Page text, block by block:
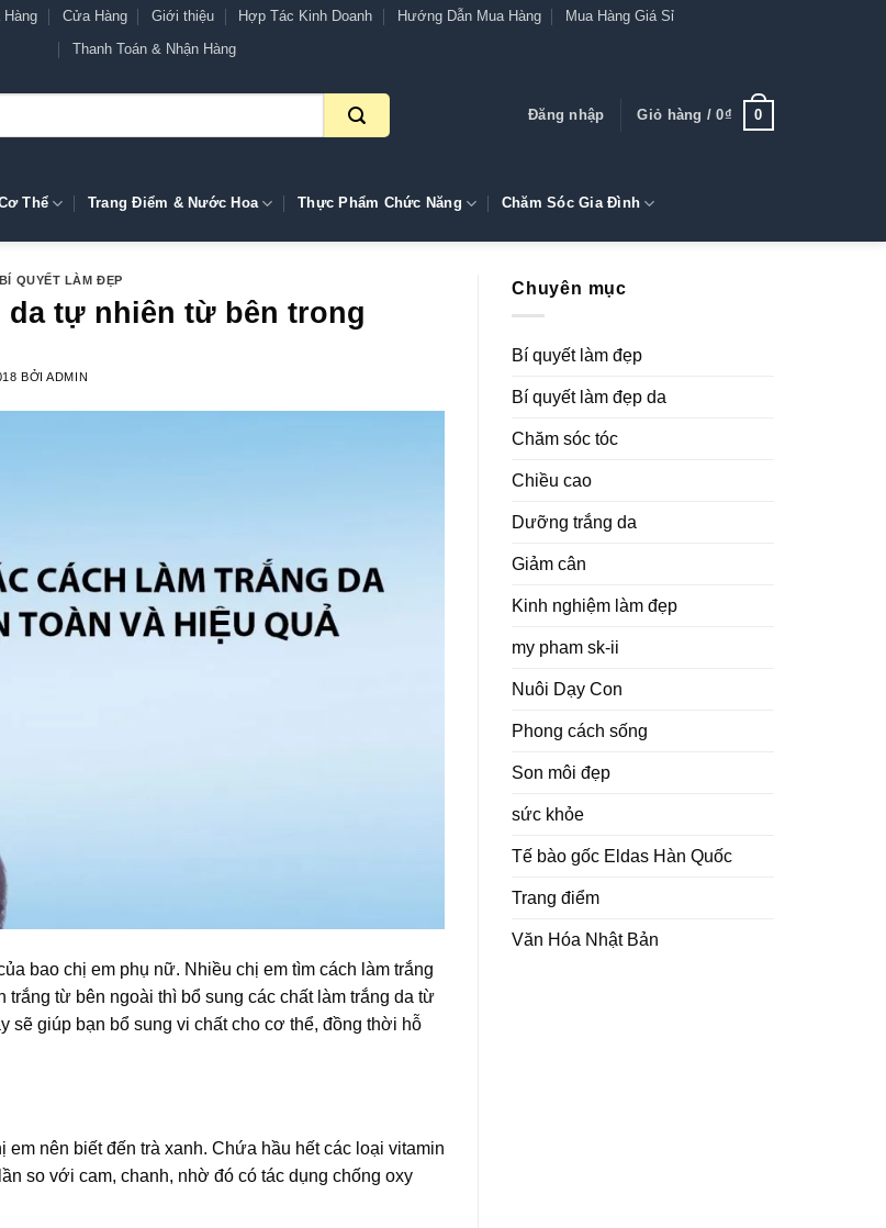
Cửa Hàng Giới thiệu Hợp Tác Kinh Doanh Hướng Dẫn Mua Hàng
Mua Hàng Giá Sỉ
Thanh Toán & Nhận Hàng
Đăng nhập Giỏ hàng /0₫ 0
Thể Trang Điểm & Nước Hoa Thực Phẩm Chức Năng Chăm Sóc Gia Đình
BÍ QUYẾT LÀM ĐẸP
tự nhiên từ bên trong
BỞIADMIN
bao chị em phụ nữ. Nhiều chị em tìm cách làm trắng
từ bên ngoài thì bổ sung các chất làm trắng da từ
sẽ giúp bạn bổ sung vi chất cho cơ thể, đồng thời hỗ
nên biết đến trà xanh. Chứa hầu hết các loại vitamin
so với cam, chanh, nhờ đó có tác dụng chống oxy
Chuyên mục
Bí quyết làm đẹp
Bí quyết làm đẹp da
Chăm sóc tóc
Chiều cao
Dưỡng trắng da
Giảm cân
Kinh nghiệm làm đẹp
my pham sk-ii
Nuôi Dạy Con
Phong cách sống
Son môi đẹp
sức khỏe
Tế bào gốc Eldas Hàn Quốc
Trang điểm
Văn Hóa Nhật Bản